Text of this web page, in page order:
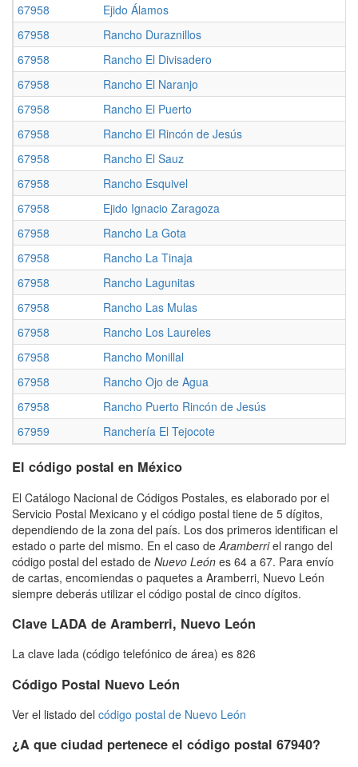
67958
Ejido Álamos
67958
Rancho Duraznillos
67958
Rancho El Divisadero
67958
Rancho El Naranjo
67958
Rancho El Puerto
67958
Rancho El Rincón de Jesús
67958
Rancho El Sauz
67958
Rancho Esquivel
67958
Ejido Ignacio Zaragoza
67958
Rancho La Gota
67958
Rancho La Tinaja
67958
Rancho Lagunitas
67958
Rancho Las Mulas
67958
Rancho Los Laureles
67958
Rancho Monillal
67958
Rancho Ojo de Agua
67958
Rancho Puerto Rincón de Jesús
67959
Ranchería El Tejocote
El código postal en México
El Catálogo Nacional de Códigos Postales, es elaborado por el
Servicio Postal Mexicano y el código postal tiene de 5 dígitos,
dependiendo de la zona del país. Los dos primeros identifican el
estado o parte del mismo. En el caso de Aramberriel rango del
código postal del estado de Nuevo León es 64 a 67. Para envío
de cartas, encomiendas o paquetes a Aramberri, Nuevo León
siempre deberás utilizar el código postal de cinco dígitos.
Clave LADA de Aramberri, Nuevo León
La clave lada (código telefónico de área) es 826
Código Postal Nuevo León
Ver el listado del código postal de Nuevo León
¿A que ciudad pertenece el código postal 67940?